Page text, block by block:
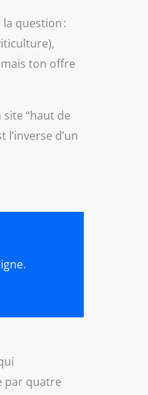
question :
ton offre
“haut de
d’un
par quatre